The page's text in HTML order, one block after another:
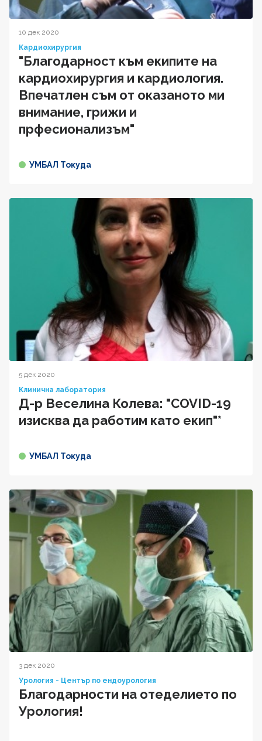
10 дек 2020
Кардиохирургия
"Благодарност към екипите на
кардиохирургия и кардиология.
Впечатлен съм от оказаното ми
внимание, грижи и
прфесионализъм"
УМБАЛ Токуда
5 дек 2020
Клинична лаборатория
Д-р Веселина Колева: "COVID-19
изисква да работим като екип"*
УМБАЛ Токуда
3 дек 2020
Урология - Център по ендоурология
Благодарности на отеделието по
Урология!